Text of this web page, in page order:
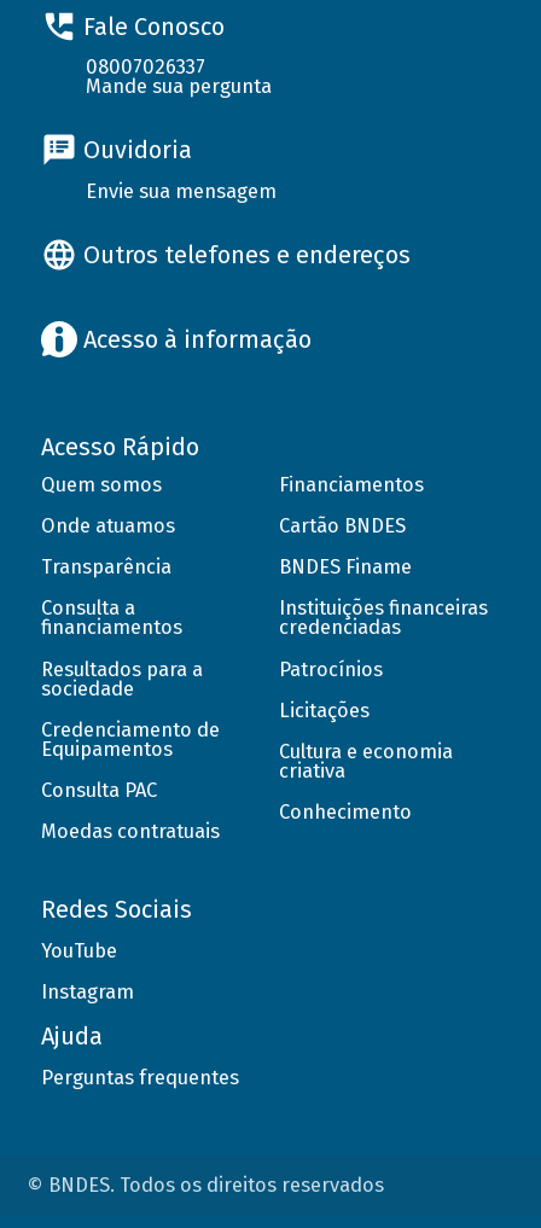
Fale Conosco
08007026337
Mande sua pergunta
Ouvidoria
Envie sua mensagem
Outros telefones e endereços
Acesso à informação
Acesso Rápido
Quem somos
Onde atuamos
Transparência
Consulta a
financiamentos
Resultados para a
sociedade
Credenciamento de
Equipamentos
Consulta PAC
Moedas contratuais
Financiamentos
Cartão BNDES
BNDES Finame
Instituições financeiras
credenciadas
Patrocínios
Licitações
Cultura e economia
criativa
Conhecimento
Redes Sociais
YouTube
Instagram
Ajuda
Perguntas frequentes
© BNDES. Todos os direitos reservados